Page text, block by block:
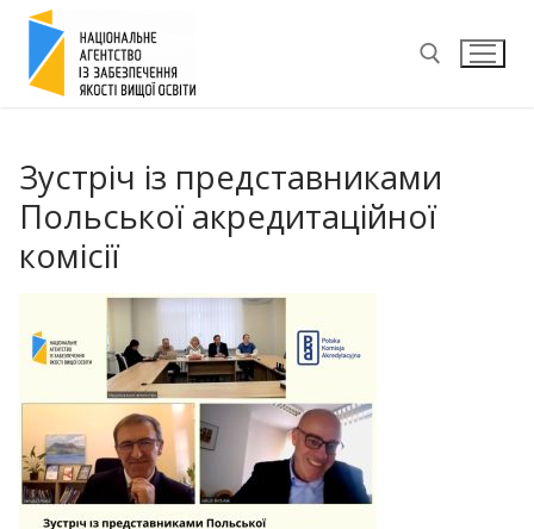
Перейти
вмісту
Зустріч із представниками
Польської акредитаційної
комісії